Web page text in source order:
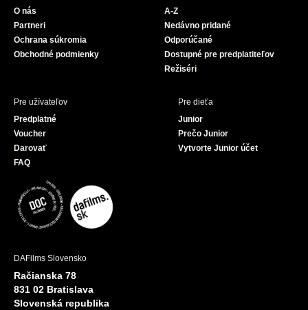
e
O nás
Partneri
Ochrana súkromia
Obchodné podmienky
A-Z
Nedávno pridané
Odporúčané
Dostupné pre predplatiteľov
Režiséri
Pre užívateľov
Predplatné
Voucher
Darovať
FAQ
Pre dieťa
Junior
Prečo Junior
Vytvorte Junior účet
DAFilms Slovensko
Račianska 78
831 02 Bratislava
Slovenská republika